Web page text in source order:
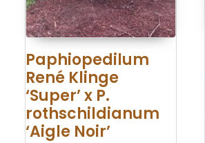
Paphiopedilum
René Klinge
‘Super’ x P.
rothschildianum
‘Aigle Noir’